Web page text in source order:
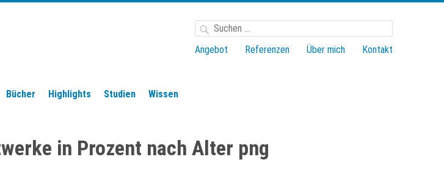
Suchen
Angebot Referenzen Über mich Kontakt
Bücher Highlights Studien Wissen
in Prozent nach Alter png